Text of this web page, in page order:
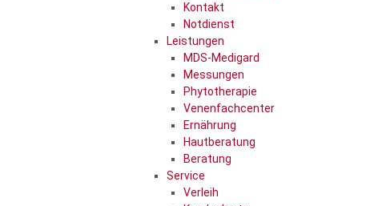
Kontakt
Notdienst
Leistungen
MDS-Medigard
Messungen
Phytotherapie
Venenfachcenter
Ernährung
Hautberatung
Beratung
Service
Verleih